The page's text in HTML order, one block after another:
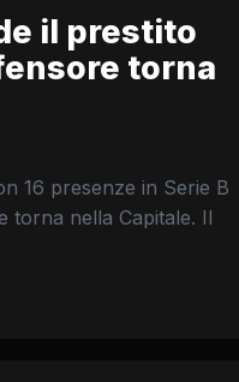
il prestito
torna
16 presenze in Serie B
torna nella Capitale. Il